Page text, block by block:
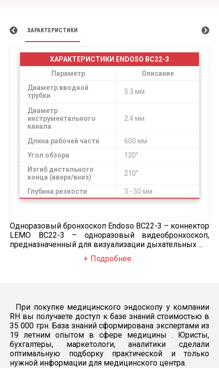
ХАРАКТЕРИСТИКИ
ХАРАКТЕРИСТИКИ ENDOSO BC22-3
Параметр
Описание
Диаметр вводной
трубки
5.3 мм
Диаметр
инструментального
канала
2.4 мм
Длина рабочей части
600 мм
Угол обзора
120°
Изгиб дистального
конца (вверх/вниз)
210°
Глубина резкости 3 - 50 мм
Одноразовый бронхоскоп Endoso BC22-3 – коннектор
LEMO BC22-3 – одноразовый видеобронхоскоп,
предназначенный для визуализации дыхательных ...
Подробнее
При покупке медицинского эндоскопу у компании
RH вы получаете доступ к базе знаний стоимостью в
35 000 грн. База знаний сформирована экспертами из
19 летним опытом в сфере медицины . Юристы,
бухгалтеры, маркетологи, аналитики сделали
оптимальную подборку практической и только
нужной информации для медицинского центра.